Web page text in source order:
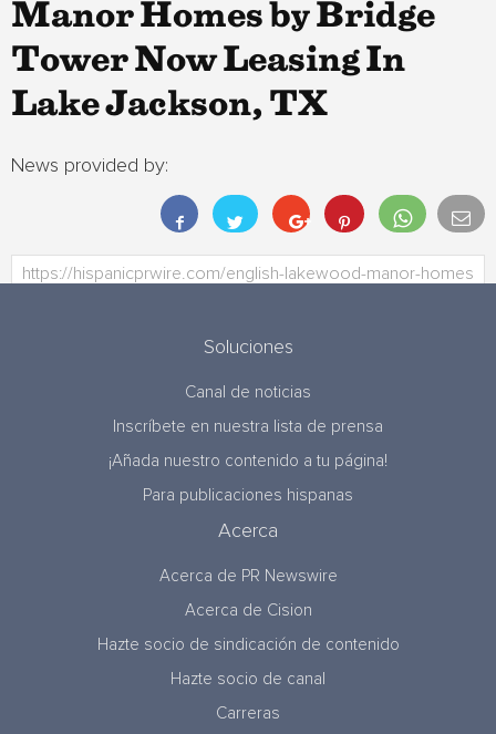
Manor Homes by Bridge
Tower Now Leasing In
Lake Jackson, TX
News provided by:
Soluciones
Canal de noticias
Inscríbete en nuestra lista de prensa
¡Añada nuestro contenido a tu página!
Para publicaciones hispanas
Acerca
Acerca de PR Newswire
Acerca de Cision
Hazte socio de sindicación de contenido
Hazte socio de canal
Carreras